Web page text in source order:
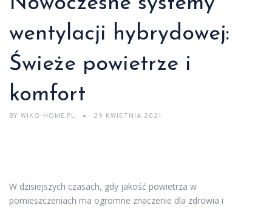
wentylacji hybrydowej:
Świeże powietrze i
komfort
BY WIKO-HOME.PL 29 KWIETNIA 2021
W dzisiejszych czasach, gdy jakość powietrza w
pomieszczeniach ma ogromne znaczenie dla zdrowia i